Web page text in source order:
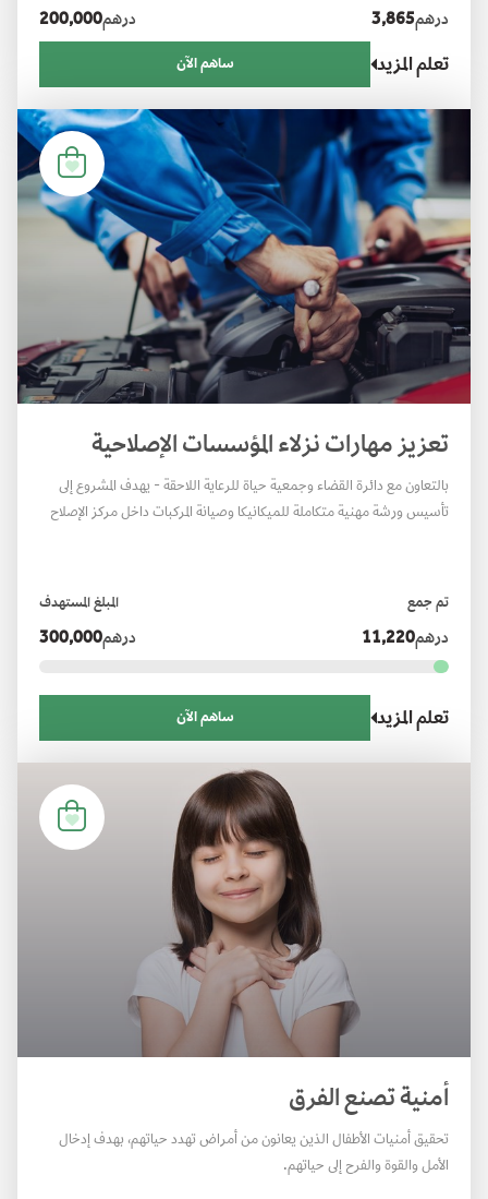
درهم3,865 درهم200,000
تعلم المزيد ساهم الآن
تعزيز مهارات نزلاء المؤسسات الإصلاحية
بالتعاون مع دائرة القضاء وجمعية حياة للرعاية اللاحقة - يهدف المشروع إلى
تأسيس ورشة مهنية متكاملة للميكانيكا وصيانة المركبات داخل مركز الإصلاح
تم جمع
درهم11,220
المبلغ المستهدف
درهم300,000
تعلم المزيد ساهم الآن
أمنية تصنع الفرق
تحقيق أمنيات الأطفال الذين يعانون من أمراض تهدد حياتهم، بهدف إدخال
الأمل والقوة والفرح إلى حياتهم.